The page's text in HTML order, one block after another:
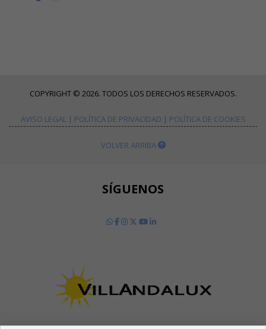
COPYRIGHT © 2026. TODOS LOS DERECHOS RESERVADOS.
AVISO LEGAL | POLÍTICA DE PRIVACIDAD | POLÍTICA DE COOKIES
VOLVER ARRIBA
SÍGUENOS